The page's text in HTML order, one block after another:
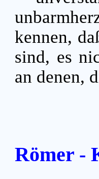
kennen,
sind, es
an denen,
Römer -